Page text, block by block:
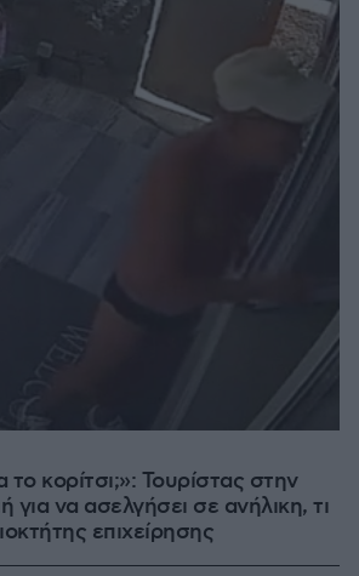
το κορίτσι;»: Τουρίστας στην
για να ασελγήσει σε ανήλικη, τι
επιχείρησης